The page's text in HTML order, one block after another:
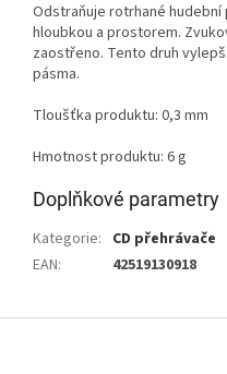
Odstraňuje rotrhané
hloubkou a prostorem.
zaostřeno. Tento druh
pásma.
Tloušťka produktu: 0,3 mm
Hmotnost produktu: 6 g
Doplňkové parametry
Kategorie: CD přehrávače
EAN: 42519130918